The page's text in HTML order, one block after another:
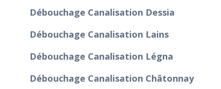
Débouchage Canalisation Dessia
Débouchage Canalisation Lains
Débouchage Canalisation Légna
Débouchage Canalisation Châtonnay